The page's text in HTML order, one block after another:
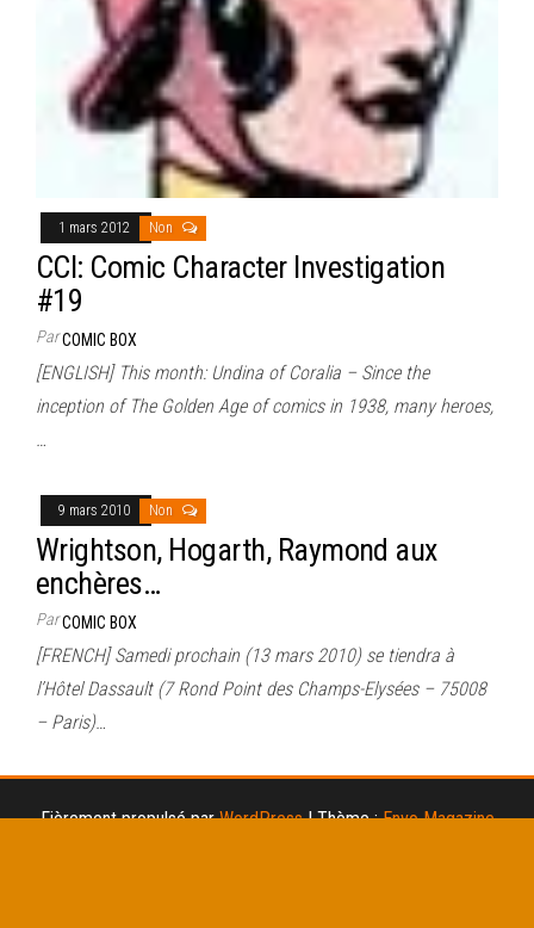
1 mars 2012 Non
CCI: Comic Character Investigation
#19
ParCOMIC BOX
[ENGLISH] This month: Undina of Coralia – Since the
inception of The Golden Age of comics in 1938, many heroes,
…
9 mars 2010 Non
Wrightson, Hogarth, Raymond aux
enchères…
ParCOMIC BOX
[FRENCH] Samedi prochain (13 mars 2010) se tiendra à
l’Hôtel Dassault (7 Rond Point des Champs-Elysées – 75008
– Paris)…
Fièrement propulsé parWordPress |Thème :Envo Magazine